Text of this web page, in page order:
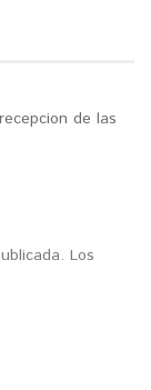
de las
Los